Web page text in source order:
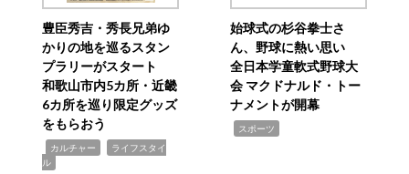
豊臣秀吉・秀長兄弟ゆ
かりの地を巡るスタン
プラリーがスタート
和歌山市内5カ所・近畿
6カ所を巡り限定グッズ
をもらおう
カルチャー
ライフスタイ
ル
始球式の杉谷拳士さ
ん、野球に熱い思い
全日本学童軟式野球大
会 マクドナルド・トー
ナメントが開幕
スポーツ